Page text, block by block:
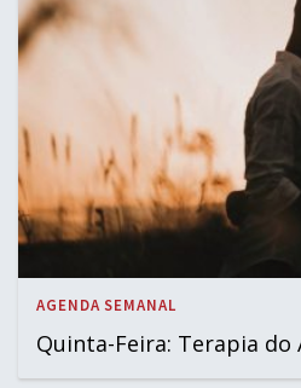
AGENDA SEMANAL
Quinta-Feira: Terapia do